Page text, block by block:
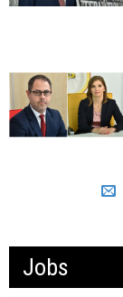
Jobs